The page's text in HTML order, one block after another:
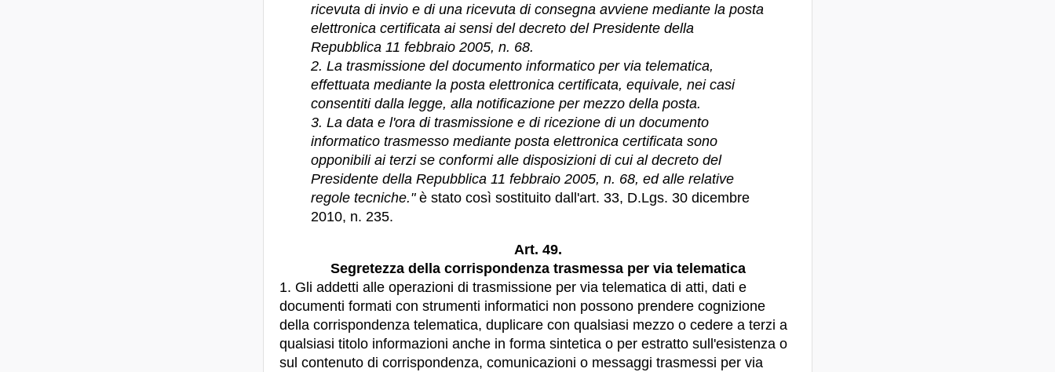
ricevuta di invio e di una ricevuta di consegna avviene mediante la posta
elettronica certificata ai sensi del decreto del Presidente della
Repubblica 11 febbraio 2005, n. 68.
2. La trasmissione del documento informatico per via telematica,
effettuata mediante la posta elettronica certificata, equivale, nei casi
consentiti dalla legge, alla notificazione per mezzo della posta.
3. La data e l'ora di trasmissione e di ricezione di un documento
informatico trasmesso mediante posta elettronica certificata sono
opponibili ai terzi se conformi alle disposizioni di cui al decreto del
Presidente della Repubblica 11 febbraio 2005, n. 68, ed alle relative
regole tecniche."è stato così sostituito dall'art. 33, D.Lgs. 30 dicembre
2010, n. 235.
Art. 49.
Segretezza della corrispondenza trasmessa per via telematica
1. Gli addetti alle operazioni di trasmissione per via telematica di atti, dati e
documenti formati con strumenti informatici non possono prendere cognizione
della corrispondenza telematica, duplicare con qualsiasi mezzo o cedere a terzi a
qualsiasi titolo informazioni anche in forma sintetica o per estratto sull'esistenza o
sul contenuto di corrispondenza, comunicazioni o messaggi trasmessi per via